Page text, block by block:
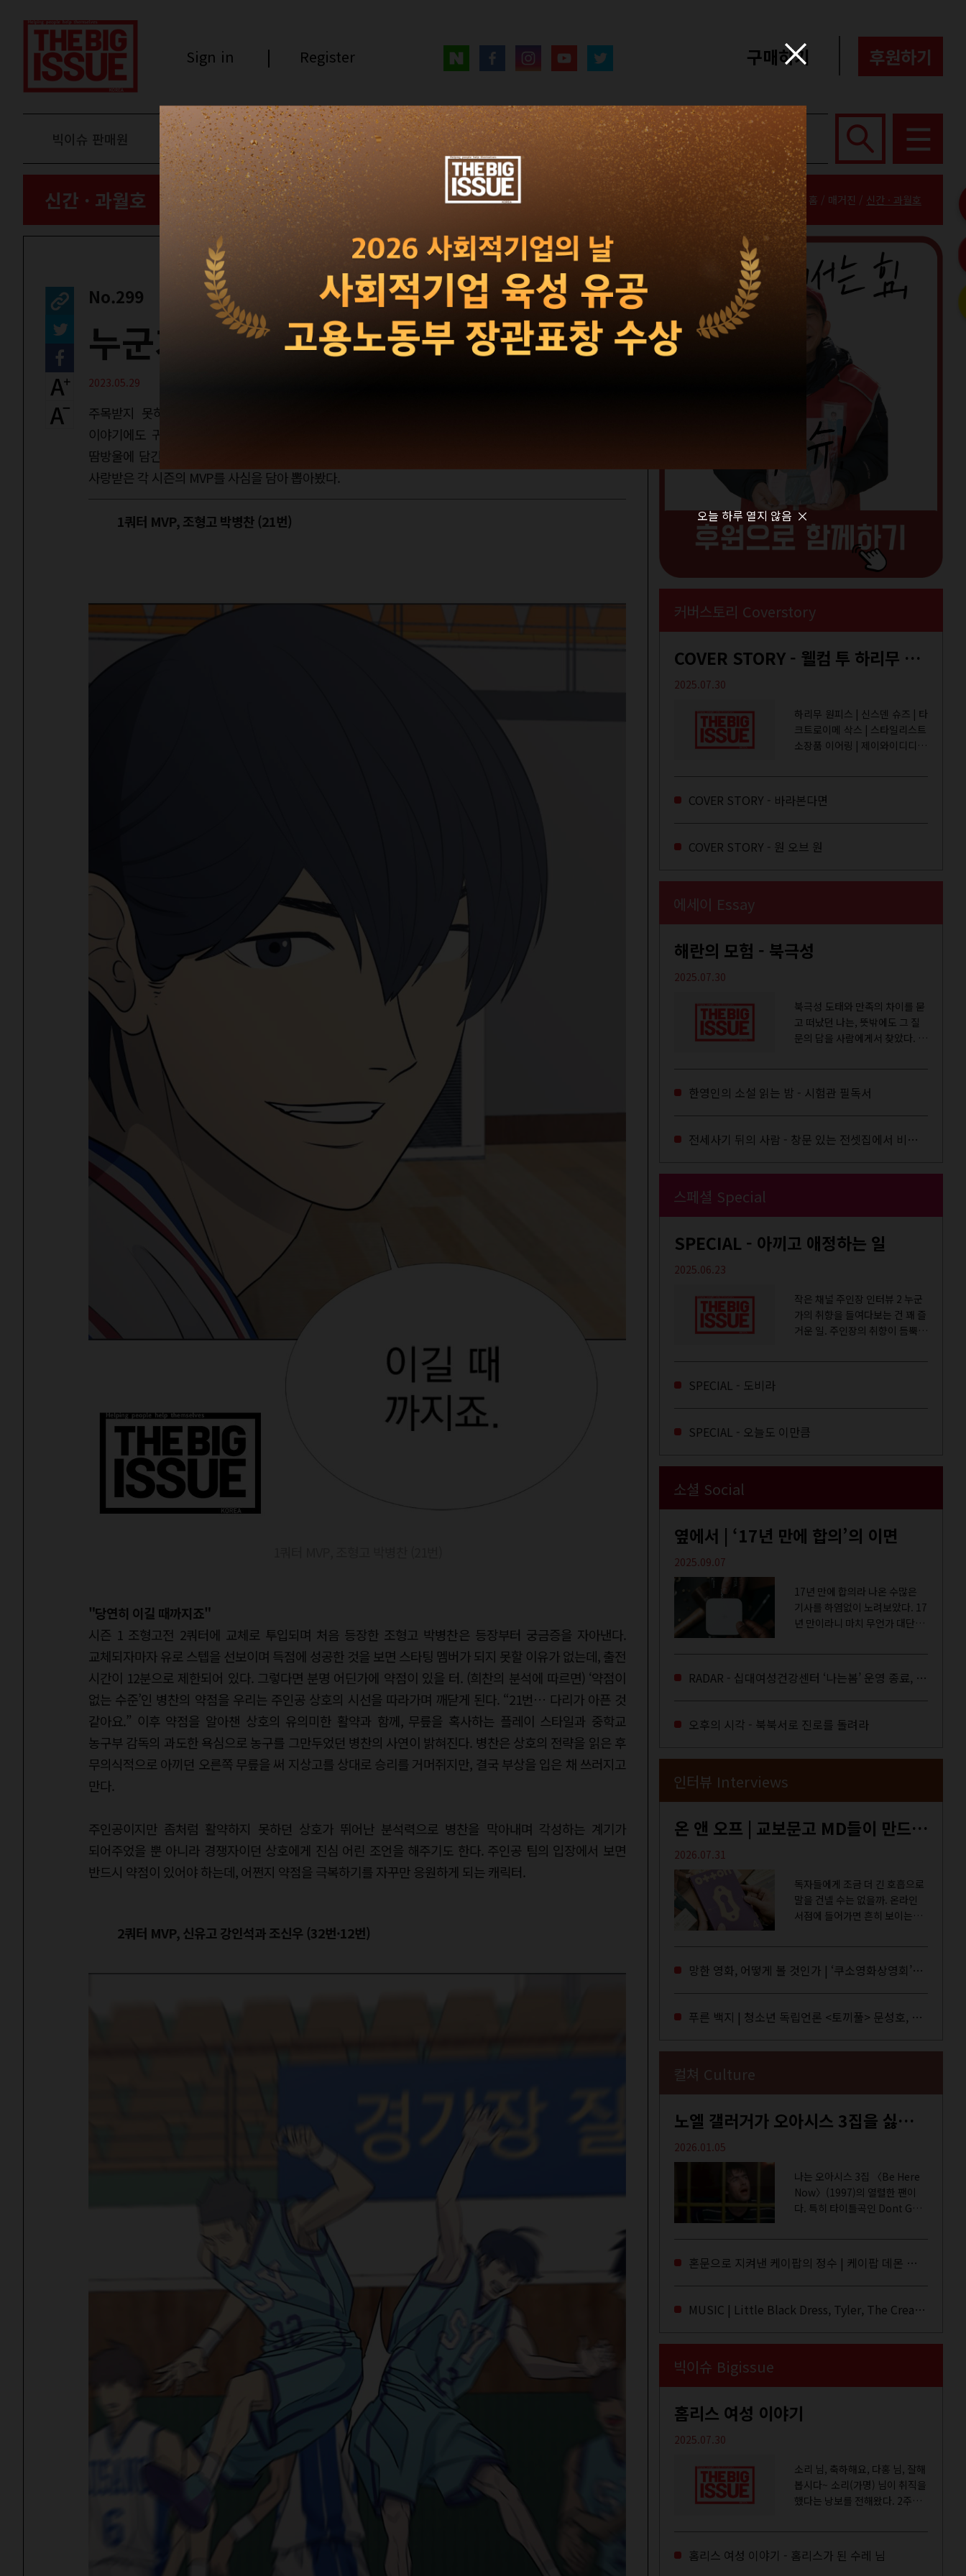
Sign in Register 구매하기 후원하기
빅이슈 판매원 후원하기 매거진 광고 · 제휴 빅이슈 서포터즈 About
신간 · 과월호 홈 / 매거진 / 신간 · 과월호
No.299 커버스토리
누군가의 주인공 (1): 나만의 MVP
2023.05.29
주목받지 못하는 운동선수들의 이야기를 담은 <가비지타임>은 주인공 팀이 아닌 상대 팀 선수들의
이야기에도 귀 기울인다. 농구를 얼마나 좋아하는지, 슛 하나에 어떤 각오가 담겼는지. 그들이 흘리는
땀방울에 담긴 사연을 알고 나면 코트 위에 선 모두가 주인공처럼 느껴진다. 누군가에겐 주인공만큼이나
사랑받은 각 시즌의 MVP를 사심을 담아 뽑아봤다.
1쿼터 MVP, 조형고 박병찬 (21번)
"당연히 이길 때까지죠"
시즌 1 조형고전 2쿼터에 교체로 투입되며 처음 등장한 조형고 박병찬은 등장부터 궁금증을 자아낸다.
교체되자마자 유로 스텝을 선보이며 득점에 성공한 것을 보면 스타팅 멤버가 되지 못할 이유가 없는데, 출전
시간이 12분으로 제한되어 있다. 그렇다면 분명 어딘가에 약점이 있을 터. (희찬의 분석에 따르면) ‘약점이
없는 수준’인 병찬의 약점을 우리는 주인공 상호의 시선을 따라가며 깨닫게 된다. “21번… 다리가 아픈 것
같아요.” 이후 약점을 알아챈 상호의 유의미한 활약과 함께, 무릎을 혹사하는 플레이 스타일과 중학교
농구부 감독의 과도한 욕심으로 농구를 그만두었던 병찬의 사연이 밝혀진다. 병찬은 상호의 전략을 읽은 후
무의식적으로 아끼던 오른쪽 무릎을 써 지상고를 상대로 승리를 거머쥐지만, 결국 부상을 입은 채 쓰러지고
만다.
주인공이지만 좀처럼 활약하지 못하던 상호가 뛰어난 분석력으로 병찬을 막아내며 각성하는 계기가
되어주었을 뿐 아니라 경쟁자이던 상호에게 진심 어린 조언을 해주기도 한다. 주인공 팀의 입장에서 보면
반드시 약점이 있어야 하는데, 어쩐지 약점을 극복하기를 자꾸만 응원하게 되는 캐릭터.
2쿼터 MVP, 신유고 강인석과 조신우 (32번·12번)
커버스토리 Coverstory
COVER STORY - 웰컴 투 하리무 월드
2025.07.30
하리무 원피스 | 신스덴 슈즈 | 타
크트로이메 삭스 | 스타일리스트
소장품 이어링 | 제이와이디디엠
주와...
COVER STORY - 바라본다면
COVER STORY - 원 오브 원
에세이 Essay
해란의 모험 - 북극성
2025.07.30
북극성 도태와 만족의 차이를 묻
고 떠났던 나는, 뜻밖에도 그 질
문의 답을 사람에게서 찾았다. 내
한영인의 소설 읽는 밤 - 시험관 필독서
전세사기 뒤의 사람 - 창문 있는 전셋집에서 비로소 겨울 이불을 샀다
스페셜 Special
SPECIAL - 아끼고 애정하는 일
2025.06.23
작은 채널 주인장 인터뷰 2 누군
가의 취향을 들여다보는 건 꽤 즐
거운 일. 주인장의 취향이 듬뿍
SPECIAL - 도비라
SPECIAL - 오늘도 이만큼
소셜 Social
옆에서 | ‘17년 만에 합의’의 이면
2025.09.07
17년 만에 합의라 나온 수많은
기사를 하염없이 노려보았다. 17
년 만이라니 마치 무언가 대단한
결정하는 심의기구인 최저임금
위원회에 대한 소식을 전하는 기
RADAR - 십대여성건강센터 ‘나는봄’ 운영 종료, 약자로부터 멀어지는 도시
오후의 시각 - 북북서로 진로를 돌려라
인터뷰 Interviews
온 앤 오프 | 교보문고 MD들이 만드는 종이 잡지 <어떤>
2026.07.31
독자들에게 조금 더 긴 호흡으로
말을 건넬 수는 없을까. 온라인
서점에 들어가면 흔히 보이는
고 MD들의 고민 끝에 세상 밖으
로 나온 종이 잡지 어떤(otton).
망한 영화, 어떻게 볼 것인가 | ‘쿠소영화상영회’와 ‘가자미’의 이야기
푸른 백지 | 청소년 독립언론 <토끼풀> 문성호, 서부건
컬쳐 Culture
노엘 갤러거가 오아시스 3집을 싫어하는 이유 | DEFINITELY MAYBE, AGAIN
2026.01.05
나는 오아시스 3집 〈Be Here
Now〉(1997)의 열렬한 팬이
다. 특히 타이틀곡인 Dont Go
라이브·데모·부틀렉을 합쳐 3만
번 이상은 듣지 않았나 싶다. 이
혼문으로 지켜낸 케이팝의 정수 | 케이팝 데몬 헌터스
MUSIC | Little Black Dress, Tyler, The Creator, Essie Jain
빅이슈 Bigissue
홈리스 여성 이야기
2025.07.30
소리 님, 축하해요, 다홍 님, 잘해
봅시다~ 소리(가명) 님이 취직을
했다는 낭보를 전해왔다. 2주일
하고, 저 오늘이 마지막이에요,
이렇게 인사를 하고 가셨던...
홈리스 여성 이야기 - 홈리스가 된 수레 님
오늘 하루 열지 않음